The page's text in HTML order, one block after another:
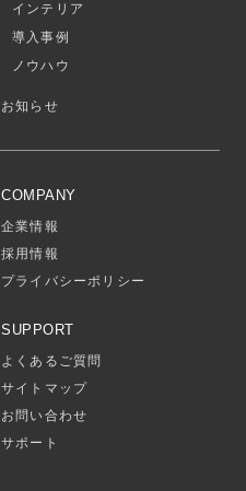
インテリア
導入事例
ノウハウ
お知らせ
COMPANY
企業情報
採用情報
プライバシーポリシー
SUPPORT
よくあるご質問
サイトマップ
お問い合わせ
サポート